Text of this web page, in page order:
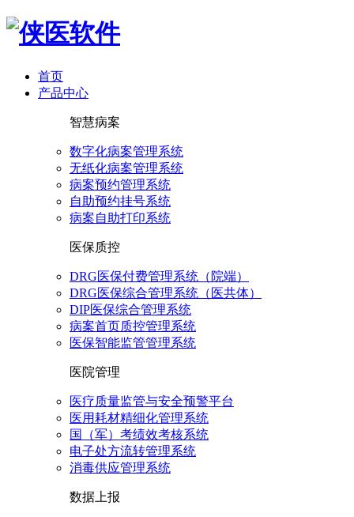
首页
产品中心
智慧病案
数字化病案管理系统
无纸化病案管理系统
病案预约管理系统
自助预约挂号系统
病案自助打印系统
医保质控
DRG医保付费管理系统（院端）
DRG医保综合管理系统（医共体）
DIP医保综合管理系统
病案首页质控管理系统
医保智能监管管理系统
医院管理
医疗质量监管与安全预警平台
医用耗材精细化管理系统
国（军）考绩效考核系统
电子处方流转管理系统
消毒供应管理系统
数据上报